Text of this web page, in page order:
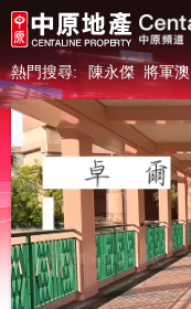
熱門搜尋: 陳永傑 將軍澳